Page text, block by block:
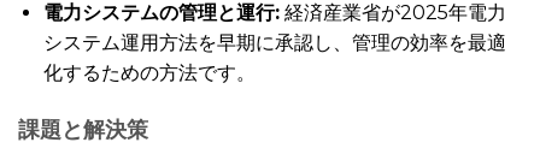
電力システムの管理と運行:経済産業省が2025年電力
システム運用方法を早期に承認し、管理の効率を最適
化するための方法です。
課題と解決策